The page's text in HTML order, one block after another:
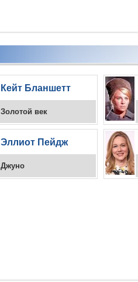
Кейт Бланшетт
Золотой век
Эллиот Пейдж
Джуно